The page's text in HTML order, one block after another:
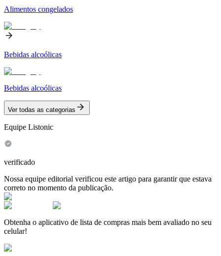
Alimentos congelados
Bebidas alcoólicas
Bebidas alcoólicas
Ver todas as categorias
Equipe Listonic
verificado
Nossa equipe editorial verificou este artigo para garantir que estava
correto no momento da publicação.
Obtenha o aplicativo de lista de compras mais bem avaliado no seu
celular!